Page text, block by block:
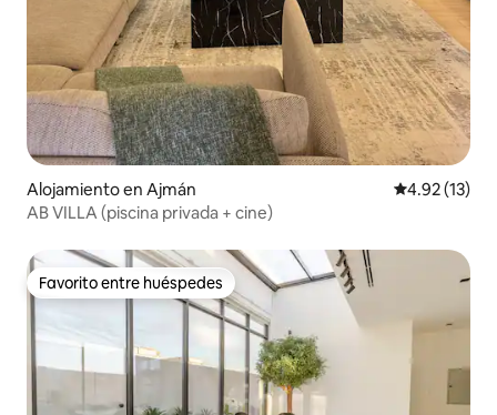
Alojamiento en Ajmán Calificación
4.92 (13)
AB VILLA (piscina privada + cine)
Favorito entre huéspedes
Favorito entre huéspedes